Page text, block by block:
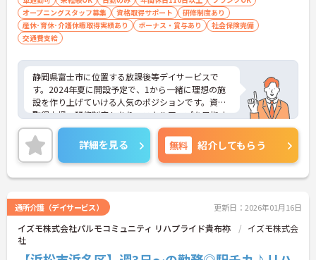
オープニングスタッフ募集
資格取得サポート
研修制度あり
産休･育休･介護休暇取得実績あり
ボーナス・賞与あり
社会保険完備
交通費支給
静岡県富士市に位置する放課後等デイサービスで
す。2024年夏に開設予定で、1から一緒に理想の施
設を作り上げていける人気のポジションです。資格
取得支援・研修制度もあり、スキルアップを目指す
方にもおすすめです。年間休日110日あり、しっか
り働いてしっかり休める、社員にとって理想の働き
方を実現できます。
マイカー通勤が可能なため、通勤に便利です。
ご興味をお持ちの方はお気軽にお問い合わせくださ
詳細を見る 無料 紹介してもらう
通所介護（デイサービス） 更新日：2026年01月16日
イズモ株式会社パルモコミュニティ リハプライド貴布祢
イズモ株式会
社